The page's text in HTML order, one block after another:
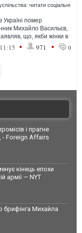
читати соціальні
Україні помер
Михайло Васильєв,
що, якби жінки в
їм було б ...
• 971 • 0
і прагне
- Foreign Affairs
кінець епохи
армії — NYT
брифінга Михайла